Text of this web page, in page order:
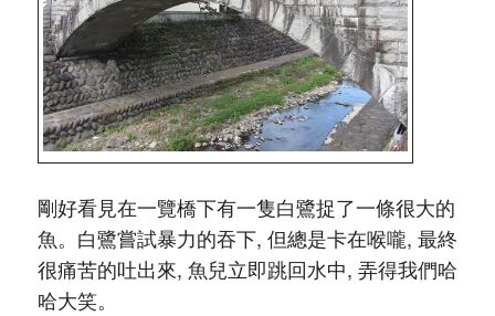
剛好看見在一覽橋下有一隻白鷺捉了一條很大的
魚。白鷺嘗試暴力的吞下, 但總是卡在喉嚨, 最終
很痛苦的吐出來, 魚兒立即跳回水中, 弄得我們哈
哈大笑。